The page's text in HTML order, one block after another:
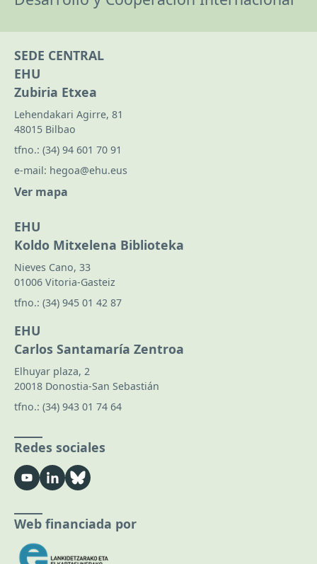
SEDE CENTRAL
EHU
Zubiria Etxea
Lehendakari Agirre, 81
48015 Bilbao
tfno.: (34) 94 601 70 91
e-mail: hegoa@ehu.eus
Ver mapa
EHU
Koldo Mitxelena Biblioteka
Nieves Cano, 33
01006 Vitoria-Gasteiz
tfno.: (34) 945 01 42 87
EHU
Carlos Santamaría Zentroa
Elhuyar plaza, 2
20018 Donostia-San Sebastián
tfno.: (34) 943 01 74 64
Redes sociales
Web financiada por